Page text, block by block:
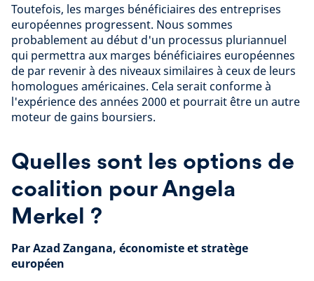
Toutefois, les marges bénéficiaires des entreprises
européennes progressent. Nous sommes
probablement au début d'un processus pluriannuel
qui permettra aux marges bénéficiaires européennes
de par revenir à des niveaux similaires à ceux de leurs
homologues américaines. Cela serait conforme à
l'expérience des années 2000 et pourrait être un autre
moteur de gains boursiers.
Quelles sont les options de
coalition pour Angela
Merkel ?
Par Azad Zangana, économiste et stratège
européen